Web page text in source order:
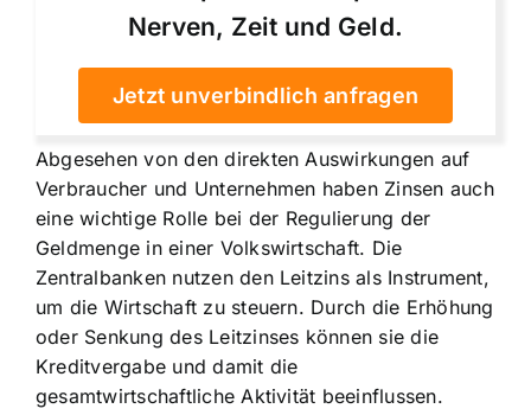
Nerven, Zeit und Geld.
Jetzt unverbindlich anfragen
Abgesehen von den direkten Auswirkungen auf
Verbraucher und Unternehmen haben Zinsen auch
eine wichtige Rolle bei der Regulierung der
Geldmenge in einer Volkswirtschaft. Die
Zentralbanken nutzen den Leitzinsals Instrument,
um die Wirtschaft zu steuern. Durch die Erhöhung
oder Senkung des Leitzinses können sie die
Kreditvergabe und damit die
gesamtwirtschaftliche Aktivität beeinflussen.